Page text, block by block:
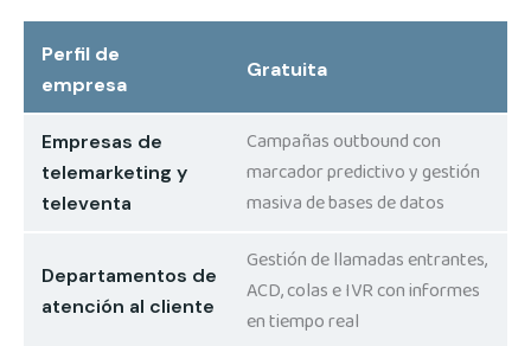
Perfil de
empresa
Gratuita
Empresas de
telemarketing y
televenta
Campañas outbound con
marcador predictivo y gestión
masiva de bases de datos
Departamentos de
atención al cliente
Gestión de llamadas entrantes,
ACD, colas e IVR con informes
en tiempo real